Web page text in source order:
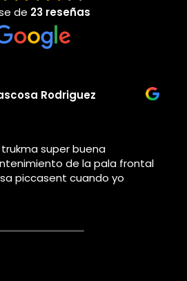
de 23 reseñas
j llorems pastor
dejó una calificación.